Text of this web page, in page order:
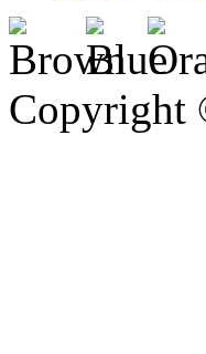
Copyright